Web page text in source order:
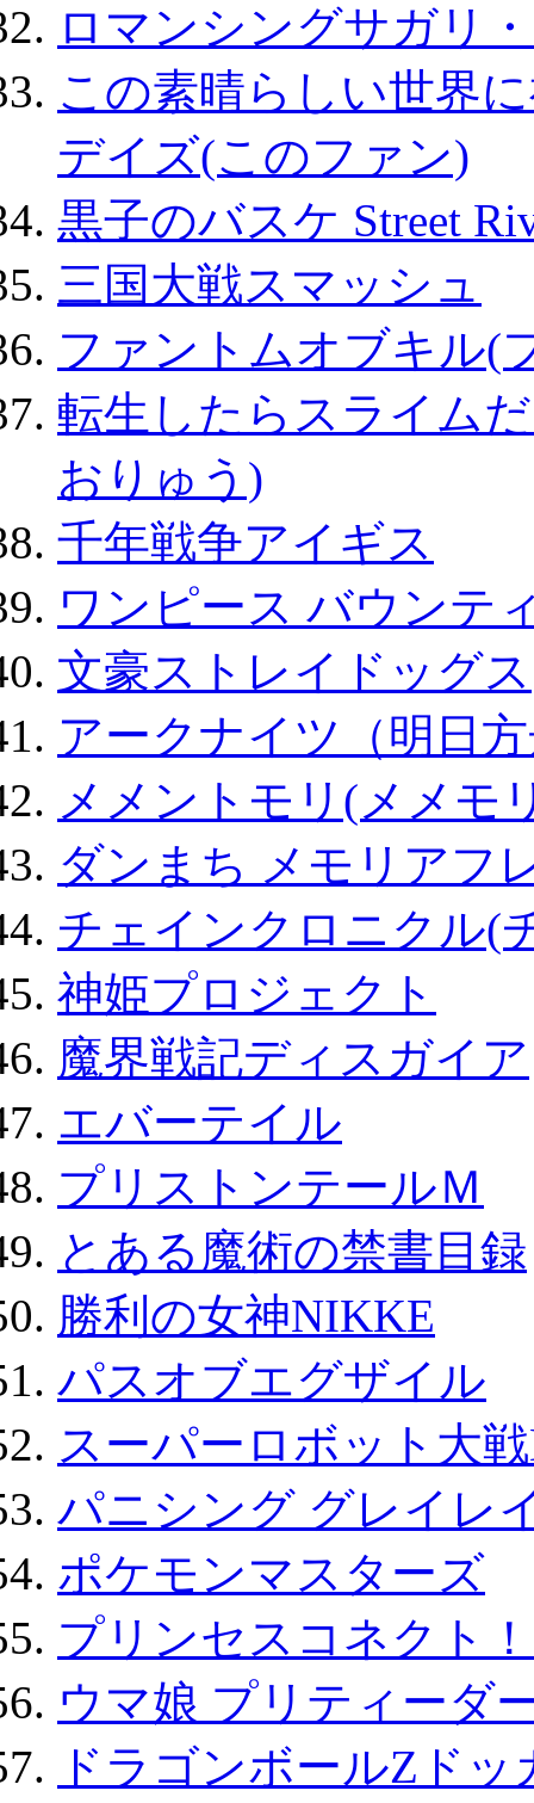
ロマンシングサガリ
この素晴らしい世界
デイズ(このファン)
黒子のバスケ Street
三国大戦スマッシュ
ファントムオブキル(
転生したらスライム
おりゅう)
千年戦争アイギス
ワンピース バウンテ
文豪ストレイドッグス
アークナイツ（明日
メメントモリ(メメモ
ダンまち メモリアフ
チェインクロニクル(
神姫プロジェクト
魔界戦記ディスガイア
エバーテイル
プリストンテールＭ
とある魔術の禁書目録
勝利の女神NIKKE
パスオブエグザイル
スーパーロボット大
パニシング グレイレ
ポケモンマスターズ
プリンセスコネクト
ウマ娘 プリティーダ
ドラゴンボールZド